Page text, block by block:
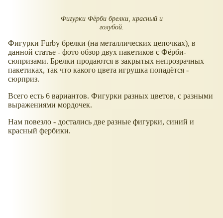
Фигурки Фёрби брелки, красный и
голубой.
Фигурки Furby брелки (на металлических цепочках), в
данной статье - фото обзор двух пакетиков с Фёрби-
сюпризами. Брелки продаются в закрытых непрозрачных
пакетиках, так что какого цвета игрушка попадётся -
сюрприз.
Всего есть 6 вариантов. Фигурки разных цветов, с разными
выражениями мордочек.
Нам повезло - достались две разные фигурки, синий и
красный фербики.